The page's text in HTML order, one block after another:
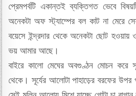
প্রেমপর্বটি একান্তই ব্যক্তিগত ভেবে
অনেকটা অফ স্ট্যাম্পের বল কাট না মেরে
বয়েসে ইন্দ্রদার থেকে অনেকটা ছোট
ভয় আমার আছে।
বাইরে কালো মেঘের অবগুণ্ঠন মোচন করে
থেকে। সূর্যের আলোটা পাহাড়ের বরফের